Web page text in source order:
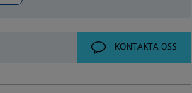
KONTAKTA OSS